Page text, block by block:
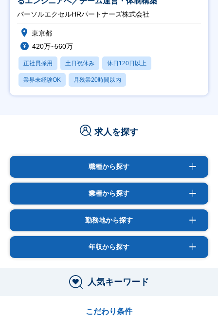
パーソルエクセルHRパートナーズ株式会社
東京都
420万~560万
正社員採用 土日祝休み 休日120日以上
業界未経験OK 月残業20時間以内
求人を探す
職種から探す
業種から探す
勤務地から探す
年収から探す
人気キーワード
こだわり条件